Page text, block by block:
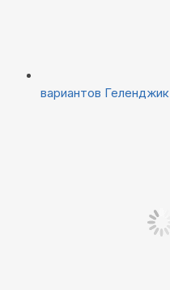
вариантов Геленджик